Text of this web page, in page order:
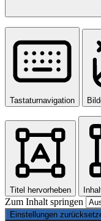
Tastaturnavigation
Titel hervorheben
Zum Inhalt springen
Einstellungen